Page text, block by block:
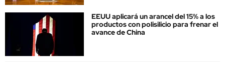
EEUU aplicará un arancel del 15% a los
productos con polisilicio para frenar el
avance de China